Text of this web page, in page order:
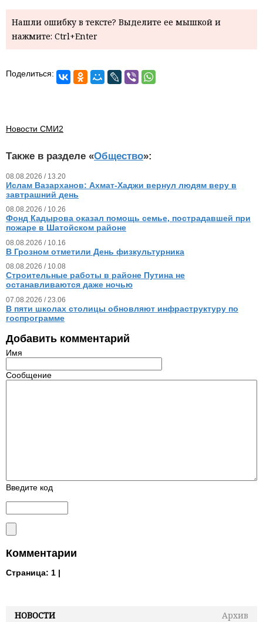
НОВОСТИ
Архив
Нашли ошибку в тексте? Выделите ее мышкой и
нажмите: Ctrl+Enter
Поделиться:
Новости СМИ2
Также в разделе «Общество»:
08.08.2026 / 13.20
Ислам Вазарханов: Ахмат-Хаджи вернул людям веру в
завтрашний день
08.08.2026 / 10.26
Фонд Кадырова оказал помощь семье, пострадавшей при
пожаре в Шатойском районе
08.08.2026 / 10.16
В Грозном отметили День физкультурника
08.08.2026 / 10.08
Строительные работы в районе Путина не
останавливаются даже ночью
07.08.2026 / 23.06
В пяти школах столицы обновляют инфраструктуру по
госпрограмме
Добавить комментарий
Имя
Сообщение
Введите код
Комментарии
Страница: 1 |